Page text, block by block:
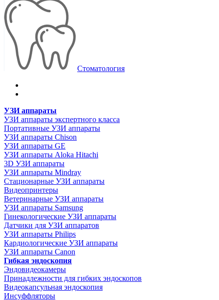
Стоматология
УЗИ аппараты
УЗИ аппараты экспертного класса
Портативные УЗИ аппараты
УЗИ аппараты Chison
УЗИ аппараты GE
УЗИ аппараты Aloka Hitachi
3D УЗИ аппараты
УЗИ аппараты Mindray
Стационарные УЗИ аппараты
Видеопринтеры
Ветеринарные УЗИ аппараты
УЗИ аппараты Samsung
Гинекологические УЗИ аппараты
Датчики для УЗИ аппаратов
УЗИ аппараты Philips
Кардиологические УЗИ аппараты
УЗИ аппараты Canon
Гибкая эндоскопия
Эндовидеокамеры
Принадлежности для гибких эндоскопов
Видеокапсульная эндоскопия
Инсуффляторы